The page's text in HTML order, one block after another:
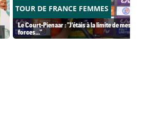
TOUR DE FRANCE FEMMES
Le Court-Pienaar : "J’étais à la limite de mes
forces..."